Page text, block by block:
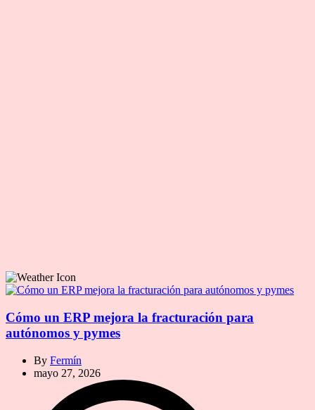
Cómo un ERP mejora la fracturación para
autónomos y pymes
By Fermín
mayo 27, 2026